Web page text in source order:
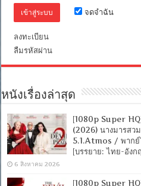
DD+
5.1.Atmos
/
Master
[บรรยาย:
ไทย-
Master]
[MKV]
[MASTER]
จดจำฉัน
ลงทะเบียน
ลืมรหัสผ่าน
หนังเรื่องล่าสุด
[1080p Super
(2026) นางมารสว
5.1.Atmos / พาก
[บรรยาย: ไทย-อัง
6 สิงหาคม 2026
[1080p Super